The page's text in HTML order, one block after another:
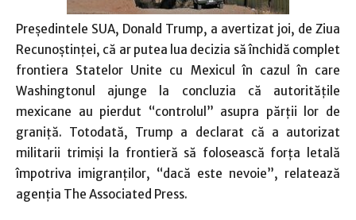
Preşedintele SUA, Donald Trump, a avertizat joi, de Ziua
Recunoştinţei, că ar putea lua decizia să închidă complet
frontiera Statelor Unite cu Mexicul în cazul în care
Washingtonul ajunge la concluzia că autorităţile
mexicane au pierdut “controlul” asupra părţii lor de
graniţă. Totodată, Trump a declarat că a autorizat
militarii trimişi la frontieră să folosească forţa letală
împotriva imigranţilor, “dacă este nevoie”, relatează
agenţia The Associated Press.